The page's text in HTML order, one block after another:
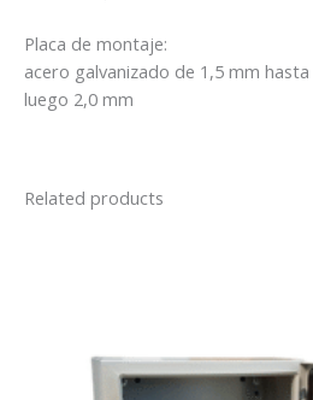
Placa de montaje:
acero galvanizado de 1,5 mm
luego 2,0 mm
Related products